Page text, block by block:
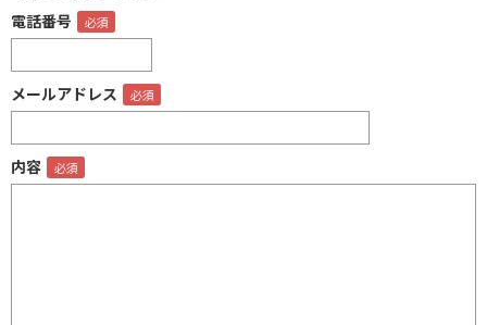
電話番号
メールアドレス
内容